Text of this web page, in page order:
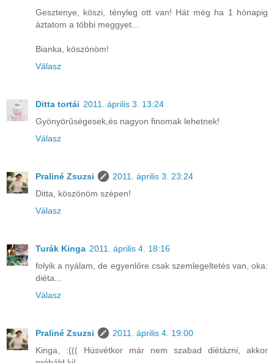
Gesztenye, köszi, tényleg ott van! Hát még ha 1 hónapig
áztatom a többi meggyet...
Bianka, köszönöm!
Válasz
Ditta tortái 2011. április 3. 13:24
Gyönyörűségesek,és nagyon finomak lehetnek!
Válasz
Praliné Zsuzsi
2011. április 3. 23:24
Ditta, köszönöm szépen!
Válasz
Turák Kinga 2011. április 4. 18:16
folyik a nyálam, de egyenlőre csak szemlegeltetés van, oka:
diéta...
Válasz
Praliné Zsuzsi
2011. április 4. 19:00
Kinga, :((( Húsvétkor már nem szabad diétázni, akkor